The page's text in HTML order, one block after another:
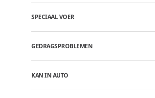
SPECIAAL VOER
GEDRAGSPROBLEMEN
KAN IN AUTO